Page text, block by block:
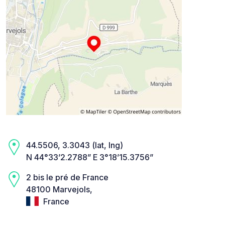
44.5506, 3.3043 (lat, lng)
N 44°33’2.2788” E 3°18’15.3756”
2 bis le pré de France
48100 Marvejols,
France